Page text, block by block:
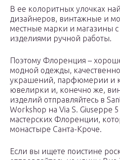
В ее колоритных улочках
дизайнеров, винтажные и
местные марки и магазины
изделиями ручной работы.
Поэтому Флоренция –
модной одежды,
украшений, парфюмерии и
ювелирки и, конечно же,
изделий отправляйтесь в
Workshop на Via S. Giuseppe
мастерских Флоренции,
монастыре Санта-Кроче.
Если вы ищете поистине